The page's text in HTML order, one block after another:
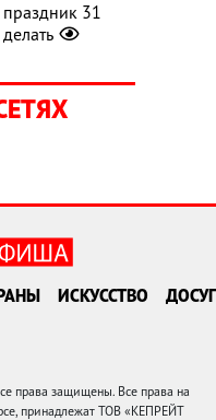
31
ИСКУССТВО ДОСУГ
защищены. Все права на
принадлежат ТОВ «КЕПРЕЙТ